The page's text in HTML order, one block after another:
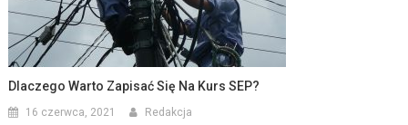
Dlaczego Warto Zapisać Się Na Kurs SEP?
16 czerwca, 2021 Redakcja